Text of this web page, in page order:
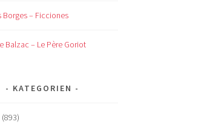
Borges – Ficciones
Balzac – Le Père Goriot
KATEGORIEN
(893)